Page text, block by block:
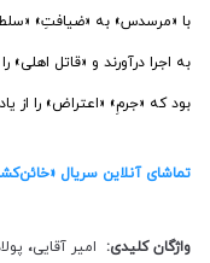
با «مرسدس» به «ضیافتِ»
به اجرا درآورند و «قاتل اهلی»
بود که «جرمِ» «اعتراض» را از
تماشای آنلاین سریال
واژگان کلیدی: امیر آقایی،